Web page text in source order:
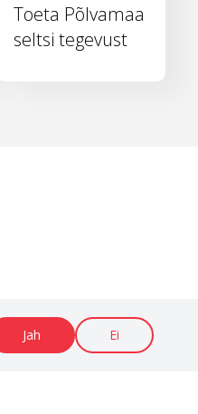
Jah Ei
Toeta Põlvamaa
seltsi tegevust